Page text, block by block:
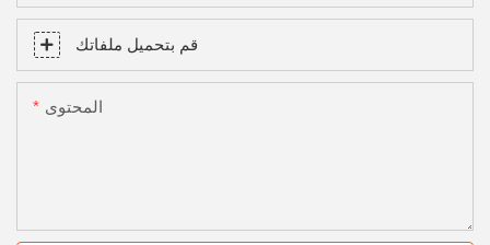
قم بتحميل ملفاتك
المحتوى